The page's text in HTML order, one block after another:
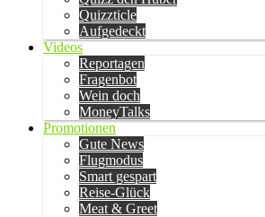
Quizzticle
Aufgedeckt
Videos
Reportagen
Fragenbot
Wein doch
MoneyTalks
Promotionen
Gute News
Flugmodus
Smart gespart
Reise-Glück
Meat & Greet